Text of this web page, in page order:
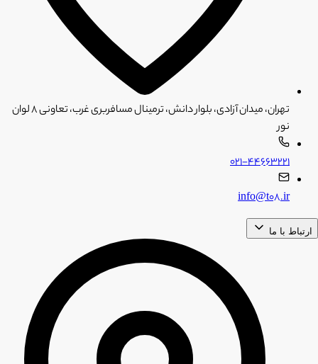
تهران، میدان آزادی، بلوار دانش، ترمینال مسافربری غرب، تعاونی ۸ لوان
نور
۰۲۱-۴۴۶۶۳۲۲۱
info@t08.ir
ارتباط با ما